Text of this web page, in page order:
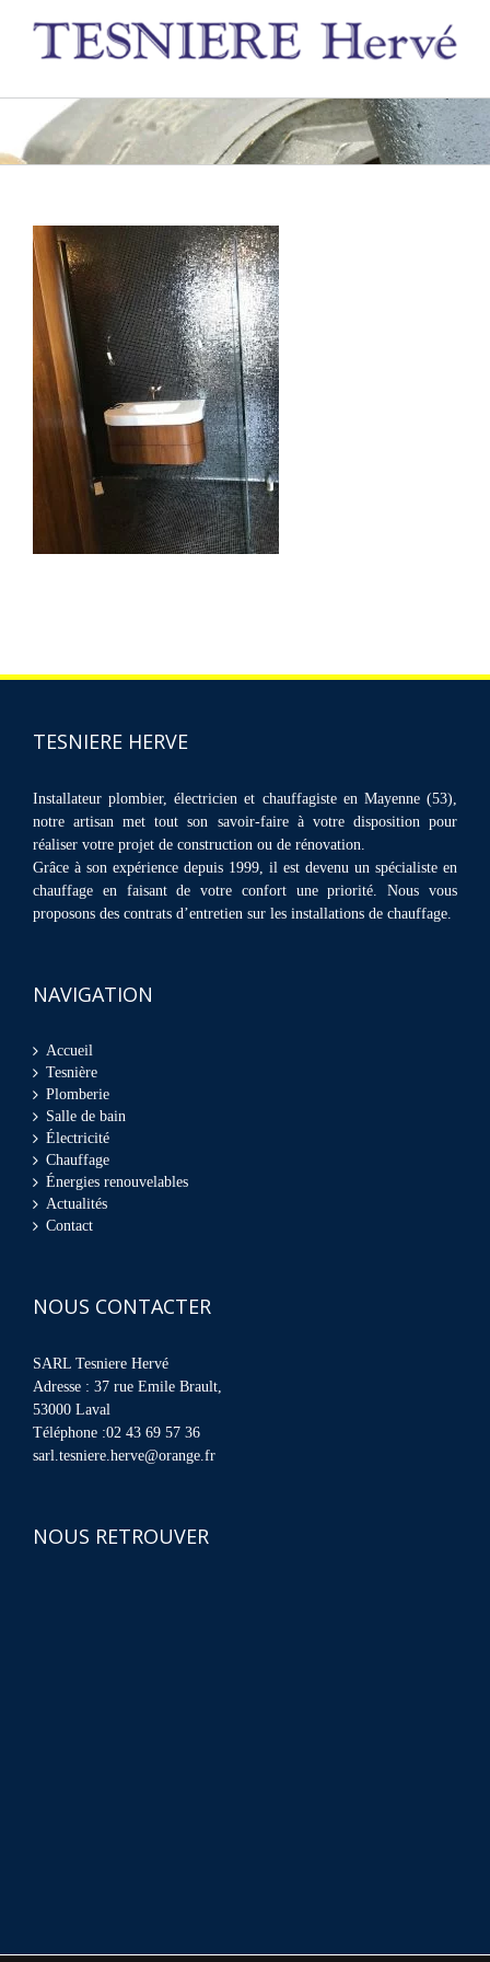
TESNIERE HERVE
Installateur plombier, électricien et chauffagiste en Mayenne (53),
notre artisan met tout son savoir-faire à votre disposition pour
réaliser votre projet de construction ou de rénovation.
Grâce à son expérience depuis 1999, il est devenu un spécialiste en
chauffage en faisant de votre confort une priorité. Nous vous
proposons des contrats d’entretien sur les installations de chauffage.
NAVIGATION
Accueil
Tesnière
Plomberie
Salle de bain
Électricité
Chauffage
Énergies renouvelables
Actualités
Contact
NOUS CONTACTER
SARL Tesniere Hervé
Adresse : 37 rue Emile Brault,
53000 Laval
Téléphone :02 43 69 57 36
sarl.tesniere.herve@orange.fr
NOUS RETROUVER